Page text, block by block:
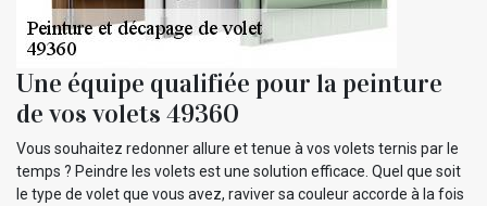
Une équipe qualifiée pour la peinture
de vos volets 49360
Vous souhaitez redonner allure et tenue à vos volets ternis par le
temps ? Peindre les volets est une solution efficace. Quel que soit
le type de volet que vous avez, raviver sa couleur accorde à la fois